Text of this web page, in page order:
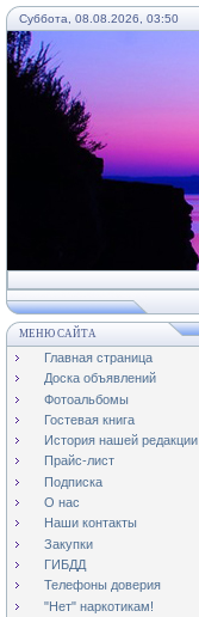
Суббота, 08.08.2026, 03:50
МЕНЮ САЙТА
Главная страница
Доска объявлений
Фотоальбомы
Гостевая книга
История нашей редакции
Прайс-лист
Подписка
О нас
Наши контакты
Закупки
ГИБДД
Телефоны доверия
"Нет" наркотикам!